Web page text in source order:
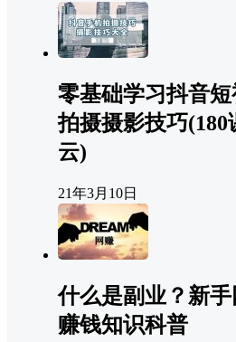
零基础学习抖音短
拍摄摄影技巧(180
云)
21年3月10日
什么是副业？新
赚钱知识科普